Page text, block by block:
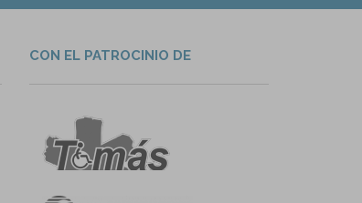
CON EL PATROCINIO DE